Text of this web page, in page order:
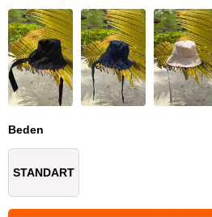
Beden
STANDART